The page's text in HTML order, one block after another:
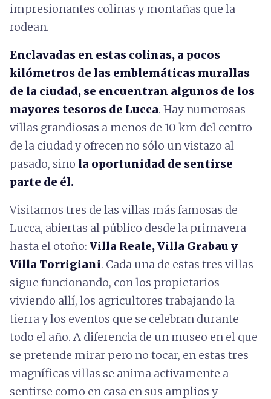
impresionantes colinas y montañas que la
rodean.
Enclavadas en estas colinas, a pocos
kilómetros de las emblemáticas murallas
de la ciudad, se encuentran algunos de los
mayores tesoros de Lucca. Hay numerosas
villas grandiosas a menos de 10 km del centro
de la ciudad y ofrecen no sólo un vistazo al
pasado, sino la oportunidad de sentirse
parte de él.
Visitamos tres de las villas más famosas de
Lucca, abiertas al público desde la primavera
hasta el otoño: Villa Reale, Villa Grabau y
Villa Torrigiani. Cada una de estas tres villas
sigue funcionando, con los propietarios
viviendo allí, los agricultores trabajando la
tierra y los eventos que se celebran durante
todo el año. A diferencia de un museo en el que
se pretende mirar pero no tocar, en estas tres
magníficas villas se anima activamente a
sentirse como en casa en sus amplios y